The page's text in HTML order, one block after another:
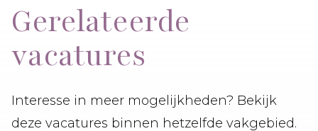
Gerelateerde
vacatures
Interesse in meer mogelijkheden? Bekijk
deze vacatures binnen hetzelfde vakgebied.